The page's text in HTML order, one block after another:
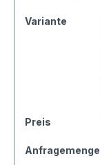
Variante
Preis
Anfragemenge